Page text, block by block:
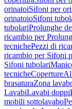
orinatoiSifoni per
orinatoioSifoni
tubolariProlunghe
ricambio per
tecnichePezzi di
ricambio per Sifoni
Sifoni tubolari
tecnicheCoperture
brasaturaZona
LavabiLavabi doppi
mobili sottolavabo